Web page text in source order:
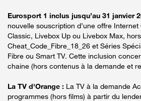
Eurosport 1 inclus jusqu’au 31 janvier
nouvelle souscription d’une offre
Classic, Livebox Up ou Livebox Max, hors
Cheat_Code_Fibre_18_26 et Séries
Fibre ou Smart TV. Cette inclusion
chaine (hors contenus à la demande et
La TV d'Orange : La TV à la demande
programmes (hors films) à partir du